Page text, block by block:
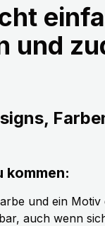
und
kommen:
und ein
auch wenn